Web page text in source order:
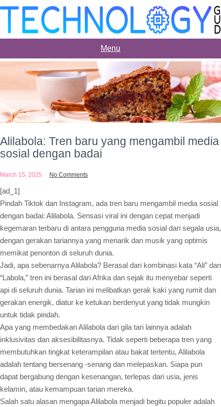
Skip
Menu
Alilabola: Tren baru yang mengambil media
sosial dengan badai
March 15, 2025 No Comments
[ad_1]
Pindah Tiktok dan Instagram, ada tren baru mengambil media sosial
dengan badai: Alilabola. Sensasi viral ini dengan cepat menjadi
kegemaran terbaru di antara pengguna media sosial dari segala usia,
dengan gerakan tariannya yang menarik dan musik yang optimis
memikat penonton di seluruh dunia.
Jadi, apa sebenarnya Alilabola? Berasal dari kombinasi kata “Ali” dan
“Labola,” tren ini berasal dari Afrika dan sejak itu menyebar seperti
api di seluruh dunia. Tarian ini melibatkan gerak kaki yang rumit dan
gerakan energik, diatur ke ketukan berdenyut yang tidak mungkin
untuk tidak pindah.
Apa yang membedakan Alilabola dari gila tari lainnya adalah
inklusivitas dan aksesibilitasnya. Tidak seperti beberapa tren yang
membutuhkan tingkat keterampilan atau bakat tertentu, Alilabola
adalah tentang bersenang -senang dan melepaskan. Siapa pun
dapat bergabung dengan kesenangan, terlepas dari usia, jenis
kelamin, atau kemampuan tarian mereka.
Salah satu alasan mengapa Alilabola menjadi begitu populer adalah